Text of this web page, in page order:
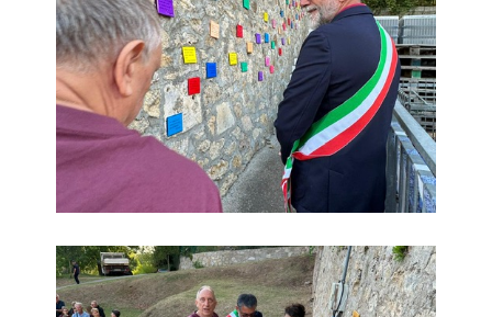
Scala dei pensieri Sant'Ermo